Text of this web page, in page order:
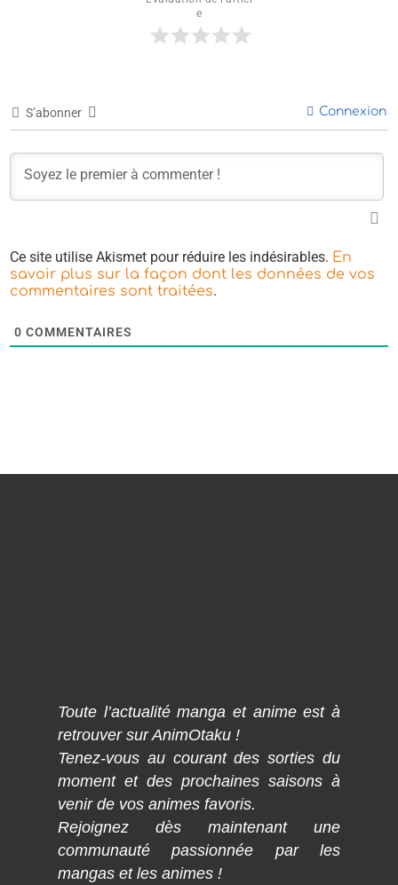
e
S’abonner Connexion
Ce site utilise Akismet pour réduire les indésirables. En
savoir plus sur la façon dont les données de vos
commentaires sont traitées.
0 COMMENTAIRES
Toute l’actualité manga et anime est à
retrouver sur AnimOtaku !
Tenez-vous au courant des sorties du
moment et des prochaines saisons à
venir de vos animes favoris.
Rejoignez dès maintenant une
communauté passionnée par les
mangas et les animes !